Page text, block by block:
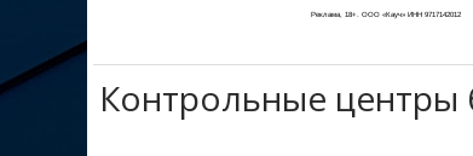
Реклама, 18+. ООО «Кауч» ИНН 9717142012
Контрольные центры